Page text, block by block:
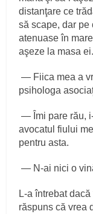
distanţare ce
să scape, dar pe
atenuase în
aşeze la masa
— Fiica mea a
psihologa
— Îmi pare rău,
avocatul fiului
pentru asta.
— N‑ai nici o
L‑a întrebat
răspuns că vrea